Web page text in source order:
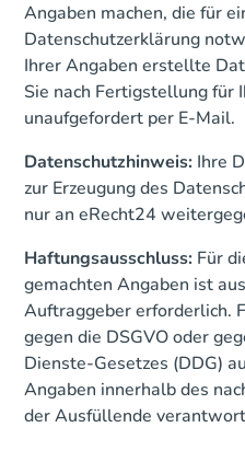
Angaben machen, die für
Datenschutzerklärung
Ihrer Angaben erstellte
Sie nach Fertigstellung für
unaufgefordert per E-Mail.
Datenschutzhinweis: Ihre
zur Erzeugung des
nur an eRecht24
Haftungsausschluss: Für
gemachten Angaben ist
Auftraggeber erforderlich.
gegen die DSGVO oder
Dienste-Gesetzes (DDG)
Angaben innerhalb des
der Ausfüllende